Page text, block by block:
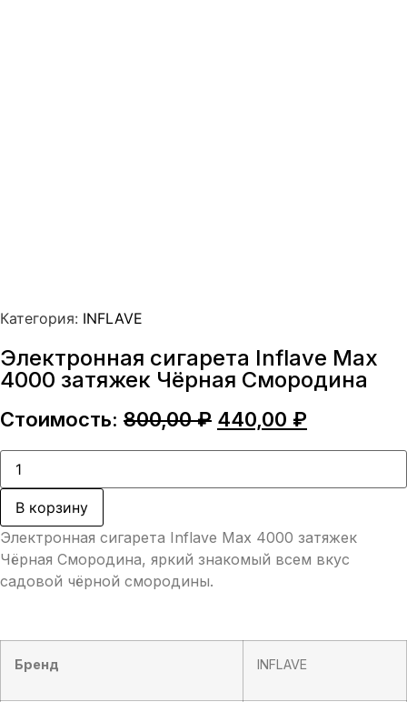
Категория: INFLAVE
Электронная сигарета Inflave Max
4000 затяжек Чёрная Смородина
Стоимость: 800,00₽ Первоначальная
составляла
440,00 ₽
440,00 ₽.
Количество
товара
Электронная
сигарета
Inflave
Max
4000
затяжек
Чёрная
Смородина
В корзину
Электронная сигарета Inflave Max 4000 затяжек
Чёрная Смородина, яркий знакомый всем вкус
садовой чёрной смородины.
Бренд INFLAVE